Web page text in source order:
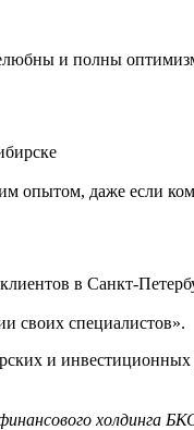
и полны
опытом, даже если
в Санкт-
своих специалистов».
и
холдинга